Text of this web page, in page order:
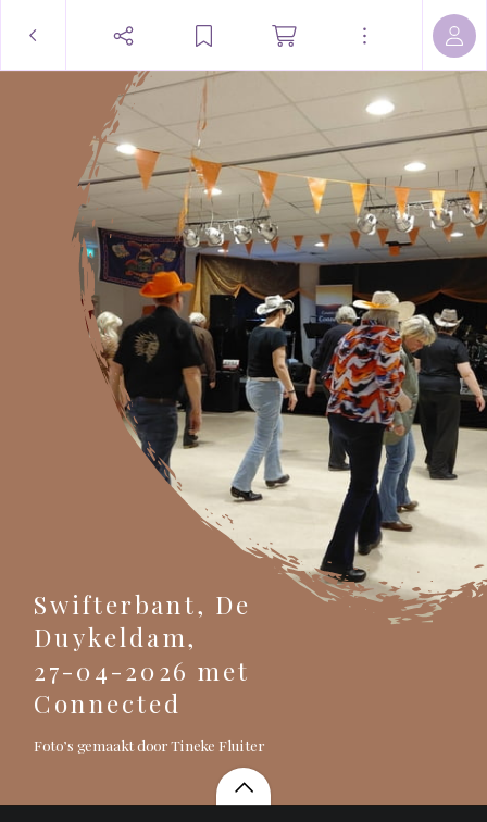
Swifterbant, De
Duykeldam,
27-04-2026 met
Connected
Foto’s gemaakt door Tineke Fluiter